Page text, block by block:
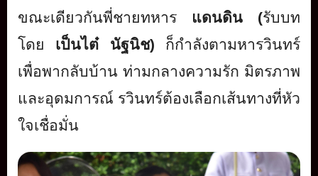
ขณะเดียวกันพี่ชายทหาร แดนดิน (รับบท
โดย เป็นไต๋ นัฐนิช) ก็กำลังตามหารวินทร์
เพื่อพากลับบ้าน ท่ามกลางความรัก มิตรภาพ
และอุดมการณ์ รวินทร์ต้องเลือกเส้นทางที่หัว
ใจเชื่อมั่น